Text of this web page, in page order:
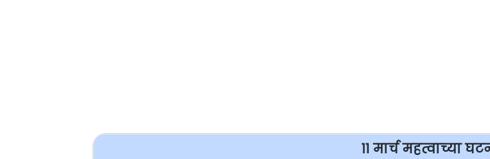
११ मार्च महत्वाच्या